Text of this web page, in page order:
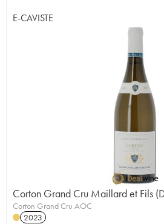
E-CAVISTE
Corton Grand Cru Maillard et Fils
Corton Grand Cru AOC
2023